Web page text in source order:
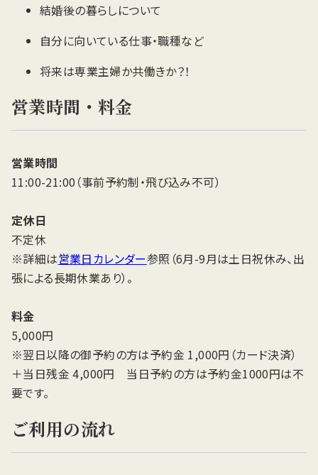
結婚後の暮らしについて
自分に向いている仕事・職種など
将来は専業主婦か共働きか？！
営業時間・料金
営業時間
11:00-21:00（事前予約制・飛び込み不可）
定休日
不定休
※詳細は営業日カレンダー参照（6月-9月は土日祝休み、出
張による長期休業あり）。
料金
5,000円
※翌日以降の御予約の方は予約金 1,000円（カード決済）
＋当日残金 4,000円 当日予約の方は予約金1000円は不
要です。
ご利用の流れ